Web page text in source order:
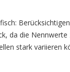
da die
stark variieren